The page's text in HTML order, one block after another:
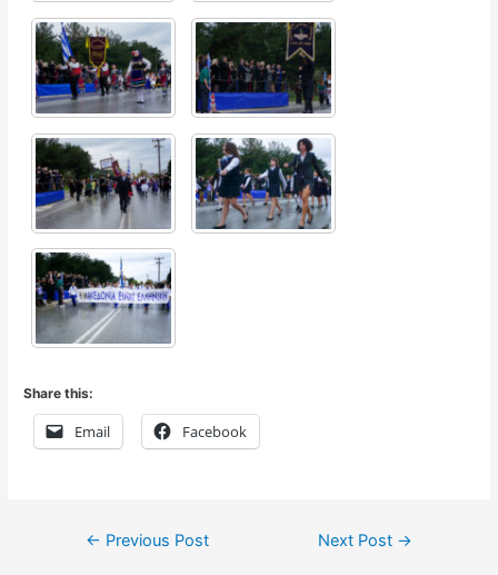
Share this:
Email Facebook
Post← Previous Post Next Post →